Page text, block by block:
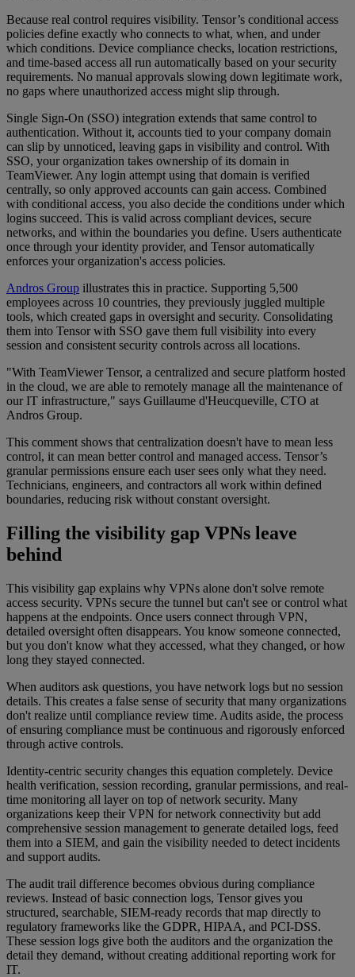
Because real control requires visibility. Tensor’s conditional access
policies define exactly who connects to what, when, and under
which conditions. Device compliance checks, location restrictions,
and time-based access all run automatically based on your security
requirements. No manual approvals slowing down legitimate work,
no gaps where unauthorized access might slip through.
Single Sign-On (SSO) integration extends that same control to
authentication. Without it, accounts tied to your company domain
can slip by unnoticed, leaving gaps in visibility and control. With
SSO, your organization takes ownership of its domain in
TeamViewer. Any login attempt using that domain is verified
centrally, so only approved accounts can gain access. Combined
with conditional access, you also decide the conditions under which
logins succeed. This is valid across compliant devices, secure
networks, and within the boundaries you define. Users authenticate
once through your identity provider, and Tensor automatically
enforces your organization's access policies.
Andros Group illustrates this in practice. Supporting 5,500
employees across 10 countries, they previously juggled multiple
tools, which created gaps in oversight and security. Consolidating
them into Tensor with SSO gave them full visibility into every
session and consistent security controls across all locations.
"With TeamViewer Tensor, a centralized and secure platform hosted
in the cloud, we are able to remotely manage all the maintenance of
our IT infrastructure," says Guillaume d'Heucqueville, CTO at
Andros Group.
This comment shows that centralization doesn't have to mean less
control, it can mean better control and managed access. Tensor’s
granular permissions ensure each user sees only what they need.
Technicians, engineers, and contractors all work within defined
boundaries, reducing risk without constant oversight.
Filling the visibility gap VPNs leave
behind
This visibility gap explains why VPNs alone don't solve remote
access security. VPNs secure the tunnel but can't see or control what
happens at the endpoints. Once users connect through VPN,
detailed oversight often disappears. You know someone connected,
but you don't know what they accessed, what they changed, or how
long they stayed connected.
When auditors ask questions, you have network logs but no session
details. This creates a false sense of security that many organizations
don't realize until compliance review time. Audits aside, the process
of ensuring compliance must be continuous and rigorously enforced
through active controls.
Identity-centric security changes this equation completely. Device
health verification, session recording, granular permissions, and real-
time monitoring all layer on top of network security. Many
organizations keep their VPN for network connectivity but add
comprehensive session management to generate detailed logs, feed
them into a SIEM, and gain the visibility needed to detect incidents
and support audits.
The audit trail difference becomes obvious during compliance
reviews. Instead of basic connection logs, Tensor gives you
structured, searchable, SIEM-ready records that map directly to
regulatory frameworks like the GDPR, HIPAA, and PCI-DSS.
These session logs give both the auditors and the organization the
detail they demand, without creating additional reporting work for
IT.